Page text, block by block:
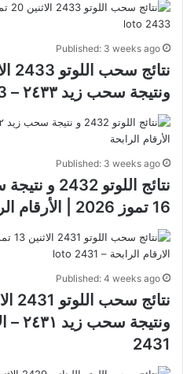
Published: 3 weeks ago
ونتيجة سحب زيد ٢٤٣٣ – loto 2433
Published: 3 weeks ago
16 تموز 2026 | الأرقام الرابحة
Published: 4 weeks ago
2431